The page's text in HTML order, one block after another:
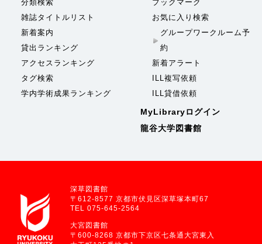
分類検索
雑誌タイトルリスト
新着案内
貸出ランキング
アクセスランキング
タグ検索
学内学術成果ランキング
ブックマーク
お気に入り検索
グループワークルーム予
約
新着アラート
ILL複写依頼
ILL貸借依頼
MyLibraryログイン
龍谷大学図書館
深草図書館
〒612-8577 京都市伏見区深草塚本町67
TEL 075-645-2564
大宮図書館
〒600-8268 京都市下京区七条通大宮東入